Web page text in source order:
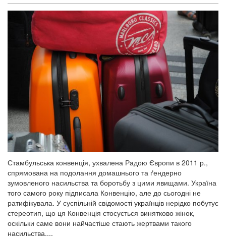
Стамбульська конвенція, ухвалена Радою Європи в 2011 р.,
спрямована на подолання домашнього та ґендерно
зумовленого насильства та боротьбу з цими явищами. Україна
того самого року підписала Конвенцію, але до сьогодні не
ратифікувала. У суспільній свідомості українців нерідко побутує
стереотип, що ця Конвенція стосується винятково жінок,
оскільки саме вони найчастіше стають жертвами такого
насильства....